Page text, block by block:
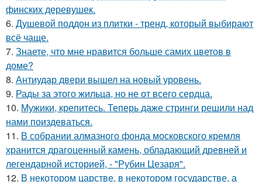
финских деревушек.
6. Душевой поддон из плитки - тренд, который выбирают
всё чаще.
7. Знаете, что мне нравится больше самих цветов в
доме?
8. Антиудар двери вышел на новый уровень.
9. Рады за этого жильца, но не от всего сердца.
10. Мужики, крепитесь. Теперь даже стринги решили над
нами поиздеваться.
11. В собрании алмазного фонда московского кремля
хранится драгоценный камень, обладающий древней и
легендарной историей, - "Рубин Цезаря".
12. В некотором царстве, в некотором государстве, а